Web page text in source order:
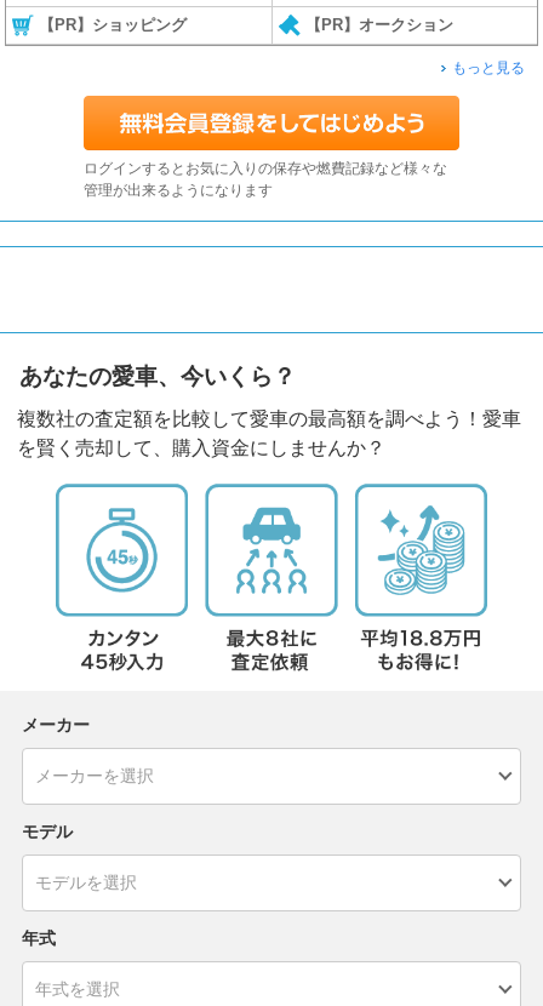
【PR】ショッピング 【PR】オークション
もっと見る
ログインするとお気に入りの保存や燃費記録など様々な
管理が出来るようになります
あなたの愛車、今いくら？
複数社の査定額を比較して愛車の最高額を調べよう！愛車
を賢く売却して、購入資金にしませんか？
メーカー
モデル
年式